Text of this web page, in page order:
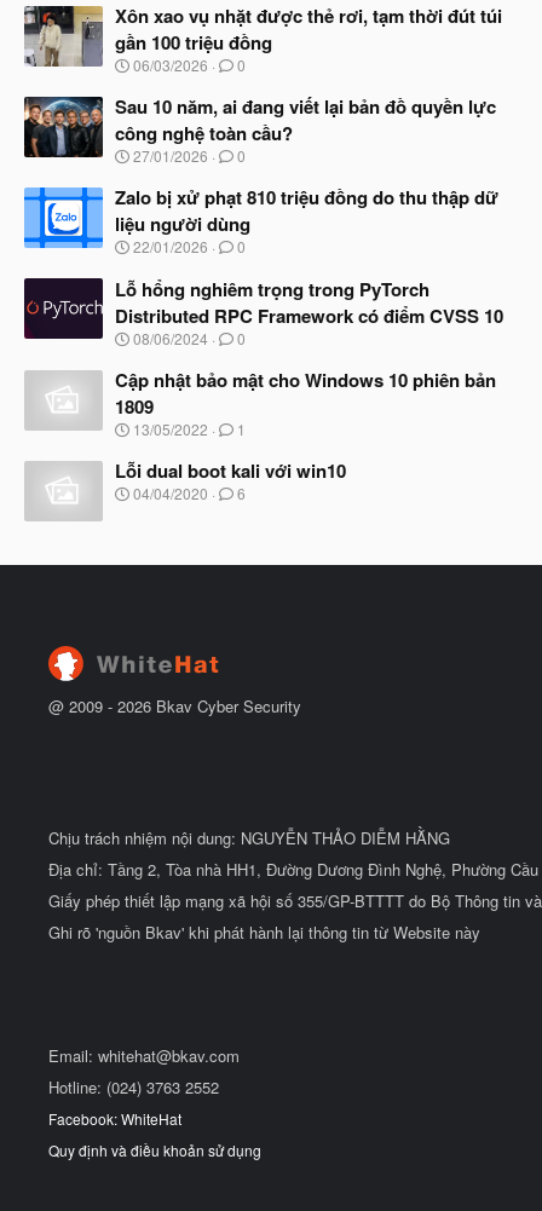
Xôn xao vụ nhặt được thẻ rơi, tạm thời đút túi
gần 100 triệu đồng
N
à
b
ắ
đ
ầ
u
06/03/2026 0
Sau 10 năm, ai đang viết lại bản đồ quyền lực
công nghệ toàn cầu?
N
à
b
ắ
đ
ầ
u
27/01/2026 0
Zalo bị xử phạt 810 triệu đồng do thu thập dữ
liệu người dùng
N
à
y
b
ắ
đ
ầ
u
22/01/2026 0
Lỗ hổng nghiêm trọng trong PyTorch
Distributed RPC Framework có điểm CVSS 10
N
à
y
b
ắ
đ
ầ
08/06/2024 0
Cập nhật bảo mật cho Windows 10 phiên bản
1809
N
à
y
b
đ
13/05/2022 1
Lỗi dual boot kali với win10
N
b
u
04/04/2020 6
@ 2009 - 2026 Bkav Cyber Security
Chịu trách nhiệm nội dung: NGUYỄN THẢO DIỄM HẰNG
Địa chỉ: Tầng 2, Tòa nhà HH1, Đường Dương Đình Nghệ, Phường
Giấy phép thiết lập mạng xã hội số 355/GP-BTTTT do Bộ Thông tin
Ghi rõ 'nguồn Bkav' khi phát hành lại thông tin từ Website này
Email: whitehat@bkav.com
Hotline: (024) 3763 2552
Facebook: WhiteHat
Quy định và điều khoản sử dụng